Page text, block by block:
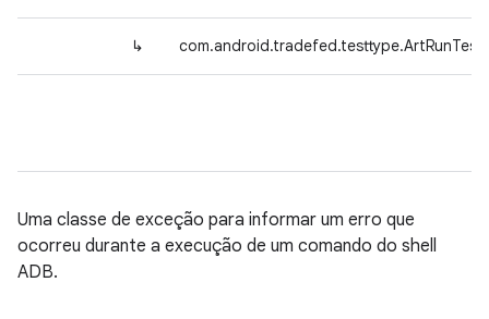
↳
Uma classe de exceção para informar um erro que
ocorreu durante a execução de um comando do shell
ADB.